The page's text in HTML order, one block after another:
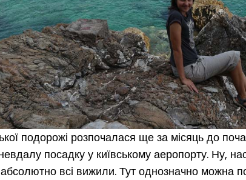
подорожі розпочалася ще за місяць до
посадку у київському аеропорту. Ну,
всі вижили. Тут однозначно можна